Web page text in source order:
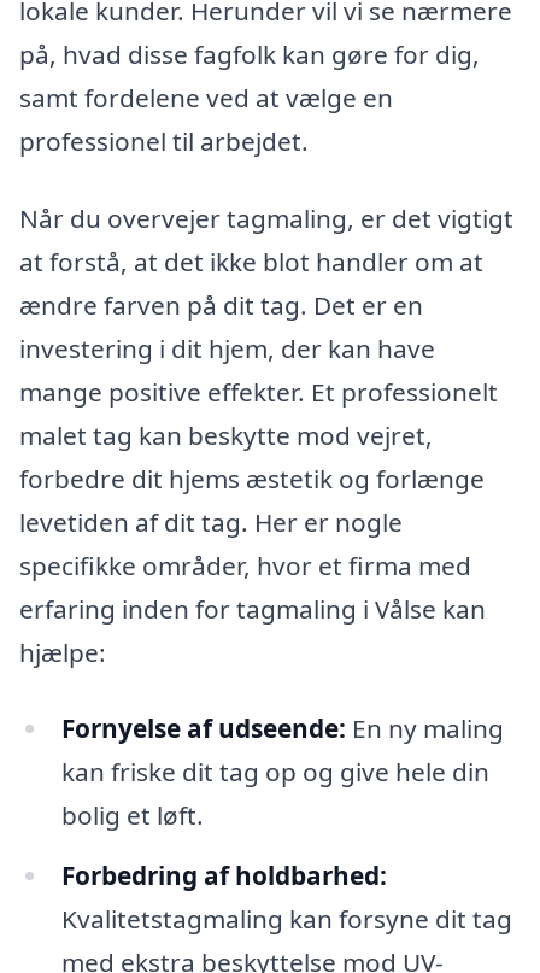
lokale kunder. Herunder vil vi se nærmere
på, hvad disse fagfolk kan gøre for dig,
samt fordelene ved at vælge en
professionel til arbejdet.
Når du overvejer tagmaling, er det vigtigt
at forstå, at det ikke blot handler om at
ændre farven på dit tag. Det er en
investering i dit hjem, der kan have
mange positive effekter. Et professionelt
malet tag kan beskytte mod vejret,
forbedre dit hjems æstetik og forlænge
levetiden af dit tag. Her er nogle
specifikke områder, hvor et firma med
erfaring inden for tagmaling i Vålse kan
hjælpe:
Fornyelse af udseende: En ny maling
kan friske dit tag op og give hele din
bolig et løft.
Forbedring af holdbarhed:
Kvalitetstagmaling kan forsyne dit tag
med ekstra beskyttelse mod UV-